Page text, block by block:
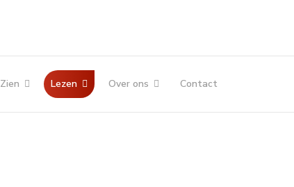
Zien Lezen Over ons Contact